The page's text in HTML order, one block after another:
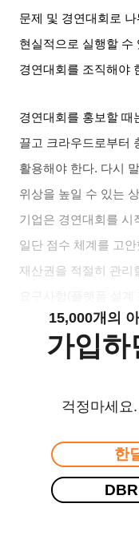
문제 및 경연대회로
현실적으로 실행할 수
경연대회를 조직해야
경연대회를 홍보할 때
끌고 크라우드로부터
활용해야 한다. 다시
위상을 높일 수 있는
기업은 경연대회를 시
일단 점수 체계를 고
재산권을 적절히 관리
15,000개의
가입하
걱정마세요
한